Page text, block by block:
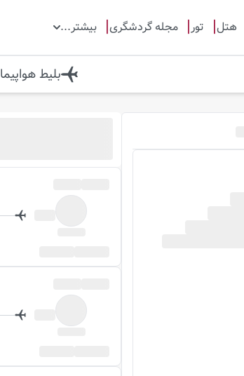
هتل تور مجله گردشگری بیشتر...
بلیط هواپیما